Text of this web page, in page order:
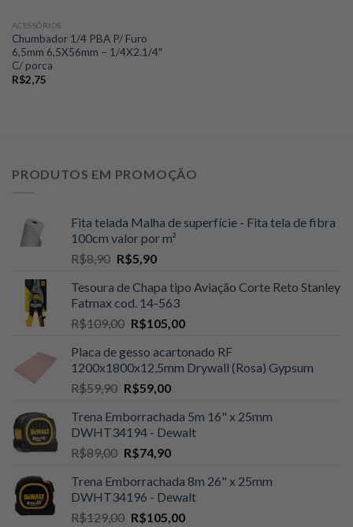
ACESSÓRIOS
Chumbador 1/4 PBA P/ Furo
6,5mm 6,5X56mm – 1/4X2.1/4″
C/ porca
R$2,75
PRODUTOS EM PROMOÇÃO
Fita telada Malha de superfície - Fita tela de fibra
100cm valor por m²
R$8,90 O
original
era:
R$8,90.
R$5,90O
atual
é:
R$5,90.
Tesoura de Chapa tipo Aviação Corte Reto Stanley
Fatmax cod. 14-563
R$109,00 O
original
era:
R$109,00.
R$105,00O
atual
é:
Placa de gesso acartonado RF
1200x1800x12,5mm Drywall (Rosa) Gypsum
R$59,90 O
original
era:
R$59,90.
R$59,00O
atual
é:
R$59,00.
Trena Emborrachada 5m 16" x 25mm
DWHT34194 - Dewalt
R$89,00 O
original
era:
R$89,00.
R$74,90O
atual
é:
R$74,90.
Trena Emborrachada 8m 26" x 25mm
DWHT34196 - Dewalt
R$129,00 O
R$105,00O